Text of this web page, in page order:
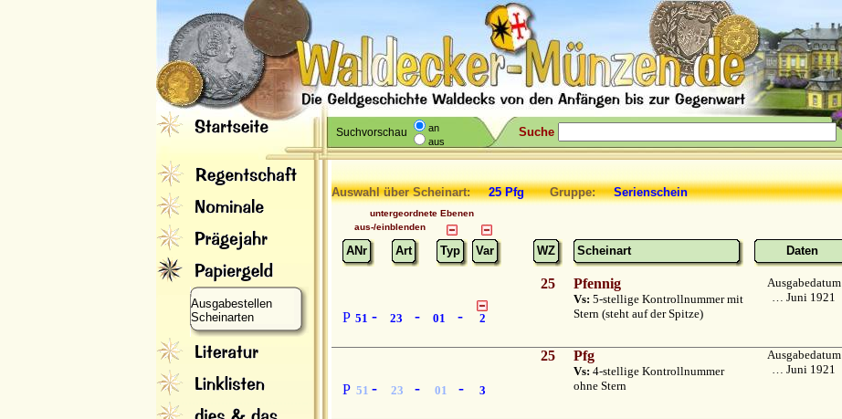
Suchvorschau
an
aus
Suche
Ausgabestellen
Scheinarten
Auswahl über Scheinart:25 PfgGruppe:Serienschein
untergeordnete Ebenen
aus-/einblenden
ANr Art Typ Var WZ Scheinart Daten
P 51 - 23 - 01 - 2
25 Pfennig
Vs: 5-stellige Kontrollnummer mit
Stern (steht auf der Spitze)
Ausgabedatum
… Juni 1921
P 51 - 23 - 01 - 3
25 Pfg
Vs: 4-stellige Kontrollnummer
ohne Stern
Ausgabedatum
… Juni 1921